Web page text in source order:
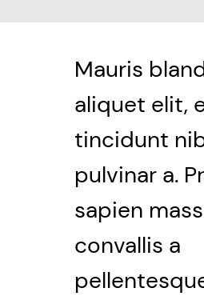
Mauris
aliquet elit,
tincidunt
pulvinar a.
sapien
convallis a